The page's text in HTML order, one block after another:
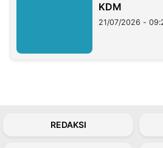
KDM
21/07/2026 -
REDAKSI